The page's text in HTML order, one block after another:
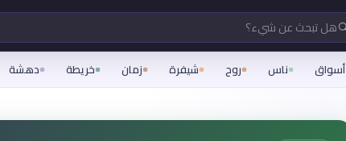
هل تبحث عن شيء؟
أسواق ناس روح شيفرة زمان خريطة دهشة